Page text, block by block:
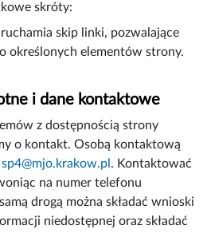
skróty:
skip linki, pozwalające
określonych elementów strony.
i dane kontaktowe
z dostępnością strony
o kontakt. Osobą kontaktową
sp4@mjo.krakow.pl . Kontaktować
na numer telefonu
drogą można składać wnioski
niedostępnej oraz składać